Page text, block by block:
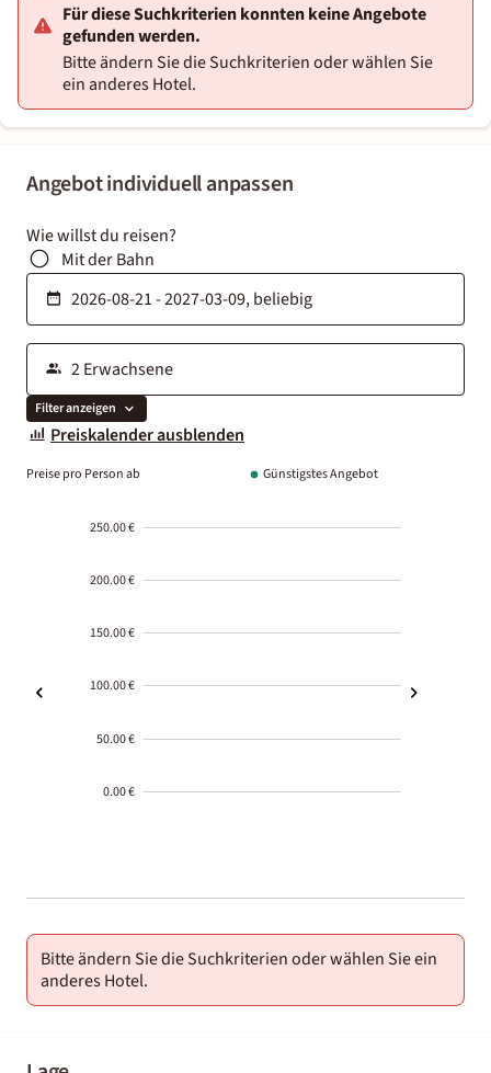
Angebot individuell anpassen
Wie willst du reisen?
Mit der Bahn
Filter anzeigen
Preiskalender ausblenden
Preise pro Person ab Günstigstes Angebot
250.00 €
200.00 €
150.00 €
100.00 €
50.00 €
0.00 €
01-02
Bitte ändern Sie die Suchkriterien oder wählen Sie ein
anderes Hotel.
Für diese Suchkriterien konnten keine Angebote
gefunden werden.
Bitte ändern Sie die Suchkriterien oder wählen Sie
ein anderes Hotel.